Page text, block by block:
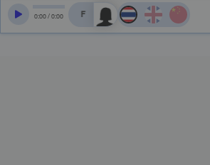
0:00/0:00 สลับเสียงอ่าน